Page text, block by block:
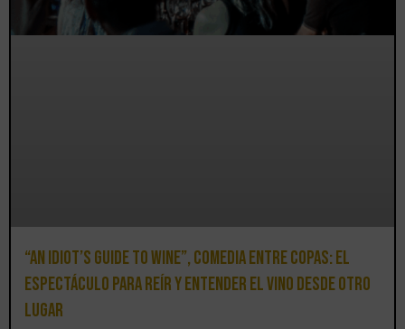
“An Idiot’s Guide to Wine”, comedia entre copas: el
espectáculo para reír y entender el vino desde otro
lugar